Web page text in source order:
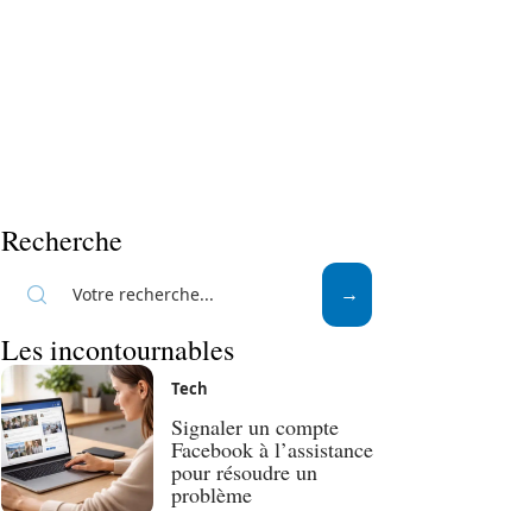
Recherche
Les incontournables
Tech
Signaler un compte
Facebook à l’assistance
pour résoudre un
problème